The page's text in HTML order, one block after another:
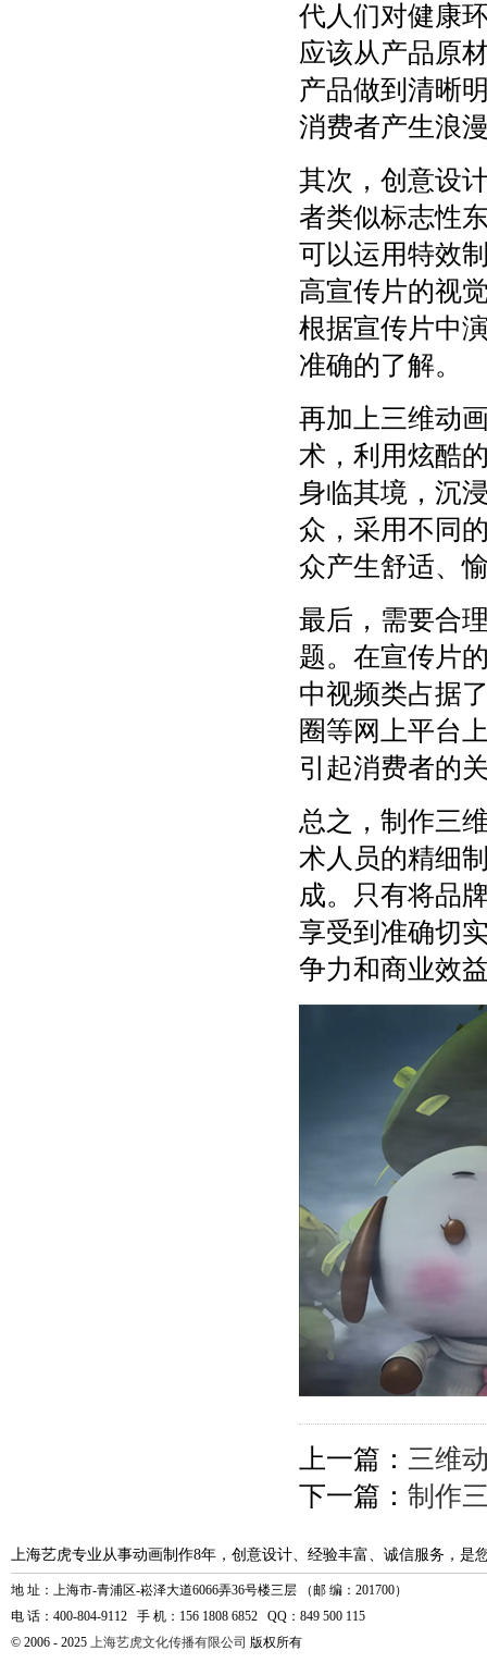
代人们对健康
应该从产品原
产品做到清晰
消费者产生浪
其次，创意设
者类似标志性
可以运用特效
高宣传片的视
根据宣传片中
准确的了解。
再加上三维动
术，利用炫酷
身临其境，沉
众，采用不同
众产生舒适、
最后，需要合
题。在宣传片
中视频类占据
圈等网上平台
引起消费者的
总之，制作三
术人员的精细
成。只有将品
享受到准确切
争力和商业效
上一篇： 三维
下一篇： 制作
上海艺虎专业从事动画制作8年，创意设计、经验丰富、诚信服务，是
地 址：上海市-青浦区-崧泽大道6066弄36号楼三层 （邮 编：201700）
电 话：400-804-9112 手 机：156 1808 6852 QQ：849 500 115
© 2006 - 2025 上海艺虎文化传播有限公司 版权所有